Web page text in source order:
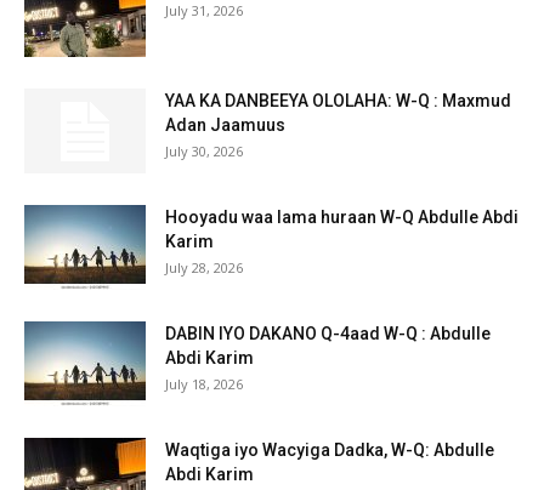
July 31, 2026
YAA KA DANBEEYA OLOLAHA: W-Q : Maxmud
Adan Jaamuus
July 30, 2026
Hooyadu waa lama huraan W-Q Abdulle Abdi
Karim
July 28, 2026
DABIN IYO DAKANO Q-4aad W-Q : Abdulle
Abdi Karim
July 18, 2026
Waqtiga iyo Wacyiga Dadka, W-Q: Abdulle
Abdi Karim